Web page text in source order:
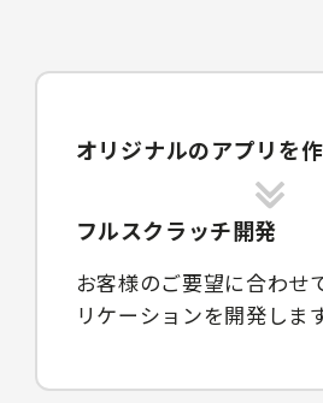
オリジナルのアプリを
フルスクラッチ開発
お客様のご要望に合わせ
リケーションを開発します